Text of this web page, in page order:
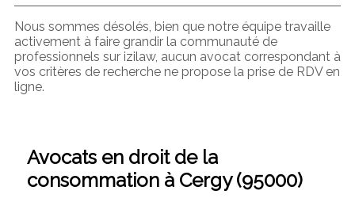
Nous sommes désolés, bien que notre équipe travaille
activement à faire grandir la communauté de
professionnels sur izilaw, aucun avocat correspondant à
vos critères de recherche ne propose la prise de RDV en
ligne.
Avocats en droit de la
consommation à Cergy (95000)